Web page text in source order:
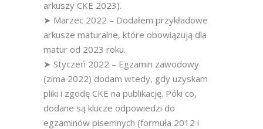
arkuszy CKE 2023).
➤ Marzec 2022 – Dodałem przykładowe
arkusze maturalne, które obowiązują dla
matur od 2023 roku.
➤ Styczeń 2022 – Egzamin zawodowy
(zima 2022) dodam wtedy, gdy uzyskam
pliki i zgodę CKE na publikację. Póki co,
dodane są klucze odpowiedzi do
egzaminów pisemnych (formuła 2012 i